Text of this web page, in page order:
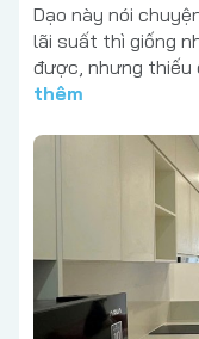
Dạo này nói
lãi suất thì giống
được, nhưng thiếu
thêm